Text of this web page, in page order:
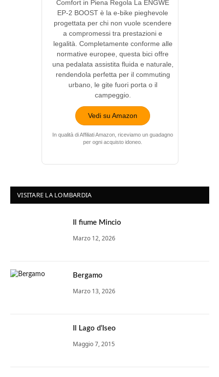
Comfort in Piena Regola La ENGWE
EP-2 BOOST è la e-bike pieghevole
progettata per chi non vuole scendere
a compromessi tra prestazioni e
legalità. Completamente conforme alle
normative europee, questa bici offre
una pedalata assistita fluida e naturale,
rendendola perfetta per il commuting
urbano, le gite fuori porta o il
campeggio.
Vedi su Amazon
In qualità di Affiliati Amazon, riceviamo un guadagno
per ogni acquisto idoneo.
VISITARE LA LOMBARDIA
Il fiume Mincio
Marzo 12, 2026
Bergamo
Marzo 13, 2026
Il Lago d’Iseo
Maggio 7, 2015